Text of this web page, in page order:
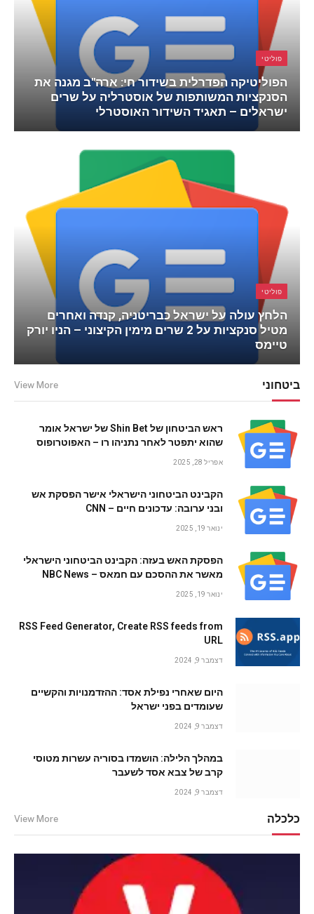
פוליטי
הפוליטיקה הפדרלית בשידור חי: ארה"ב מגנה את
הסנקציות המשותפות של אוסטרליה על שרים
ישראלים – תאגיד השידור האוסטרלי
פוליטי
הלחץ עולה על ישראל כבריטניה, קנדה ואחרים
מטיל סנקציות על 2 שרים מימין הקיצוני – הניו יורק
טיימס
ביטחוני View More
ראש הביטחון של Shin Bet של ישראל אומר
שהוא יתפטר לאחר נתניהו רו – האפוטרופוס
אפריל 28, 2025
הקבינט הביטחוני הישראלי אישר הפסקת אש
ובני ערובה: עדכונים חיים – CNN
ינואר 19, 2025
הפסקת האש בעזה: הקבינט הביטחוני הישראלי
מאשר את ההסכם עם חמאס – NBC News
ינואר 19, 2025
RSS Feed Generator, Create RSS feeds from
URL
דצמבר 9, 2024
היום שאחרי נפילת אסד: ההזדמנויות והקשיים
שעומדים בפני ישראל
דצמבר 9, 2024
במהלך הלילה: הושמדו בסוריה עשרות מטוסי
קרב של צבא אסד לשעבר
דצמבר 9, 2024
כלכלה View More